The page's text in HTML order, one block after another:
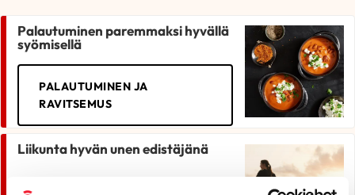
Palautuminen paremmaksi hyvällä
syömisellä
PALAUTUMINEN JA
RAVITSEMUS
Liikunta hyvän unen edistäjänä